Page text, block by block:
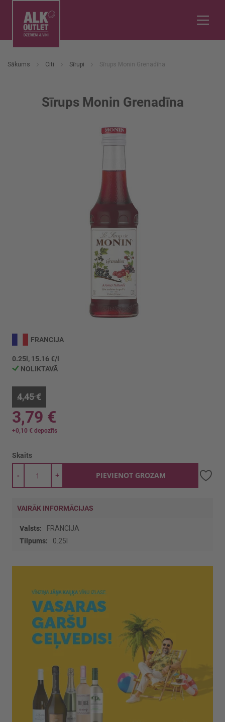
Sākums Citi Sīrupi Sīrups Monin Grenadīna
Sīrups Monin Grenadīna
galerijas
sākumu
FRANCIJA
0.25l, 15.16 €/l
NOLIKTAVĀ
4,45 €
3,79 €
+0,10 € depozīts
Skaits
+
- PIEVIENOT GROZAM
VAIRĀK INFORMĀCIJAS
Vairāk
informācijas
FRANCIJA
0.25l